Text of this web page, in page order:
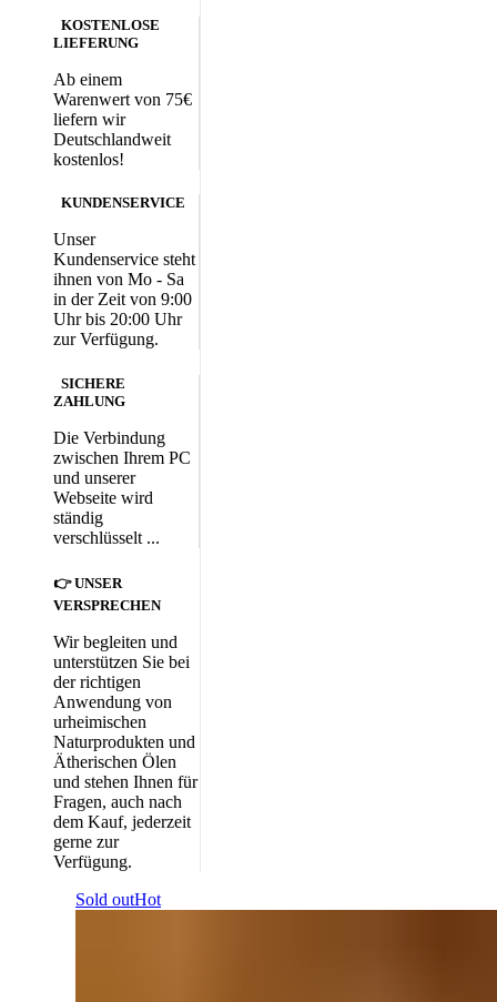
KOSTENLOSE
LIEFERUNG
Ab einem
Warenwert von 75€
liefern wir
Deutschlandweit
kostenlos!
KUNDENSERVICE
Unser
Kundenservice steht
ihnen von Mo - Sa
in der Zeit von 9:00
Uhr bis 20:00 Uhr
zur Verfügung.
SICHERE
ZAHLUNG
Die Verbindung
zwischen Ihrem PC
und unserer
Webseite wird
ständig
verschlüsselt ...
👉 UNSER
VERSPRECHEN
Wir begleiten und
unterstützen Sie bei
der richtigen
Anwendung von
urheimischen
Naturprodukten und
Ätherischen Ölen
und stehen Ihnen für
Fragen, auch nach
dem Kauf, jederzeit
gerne zur
Verfügung.
Sold outHot